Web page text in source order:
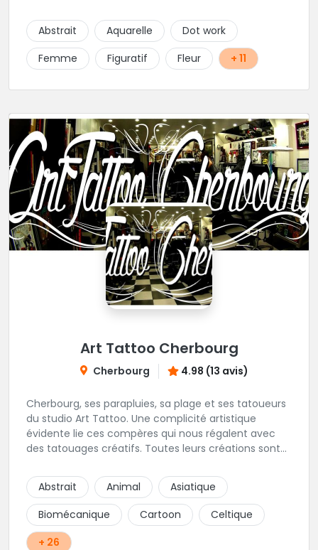
pas cet excellent tatoueur. Le studio a été pensé
pour vous mettre à l'aise dés votre entrée, accueil,
décor, sourire et bien sur, une hygiène irréprochable.
Une très belle adresse dans cette belle ville de
Abstrait Aquarelle
Dot work
Femme
Figuratif Fleur + 11
Art Tattoo Cherbourg
Cherbourg 4.98 (13 avis)
Cherbourg, ses parapluies, sa plage et ses tatoueurs
du studio Art Tattoo. Une complicité artistique
évidente lie ces compères qui nous régalent avec
des tatouages créatifs. Toutes leurs créations sont
d'hygiène les plus strictes. Du new-school, du old
school, fantasy ou encore réaliste, Niko, Anthony,
Cody et les nombreux Guest seront adapter vos
idées en tatouages uniques et créatifs.
Abstrait Animal
Asiatique
Biomécanique
Cartoon
Celtique
+ 26